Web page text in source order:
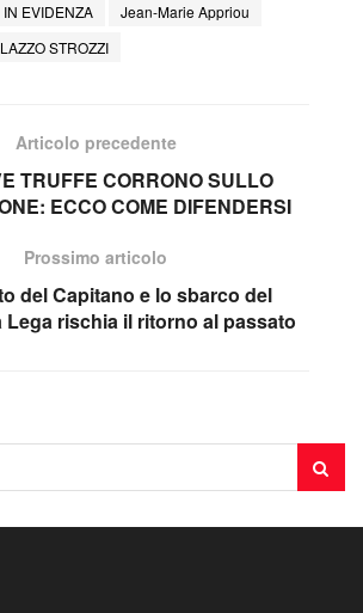
IN EVIDENZA
Jean-Marie Appriou
STROZZI
Articolo precedente
TRUFFE CORRONO SULLO
ECCO COME DIFENDERSI
Prossimo articolo
del Capitano e lo sbarco del
Lega rischia il ritorno al passato